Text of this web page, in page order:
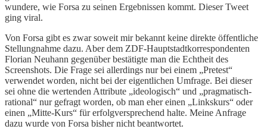
wundere, wie Forsa zu seinen Ergebnissen kommt. Dieser Tweet
ging viral.
Von Forsa gibt es zwar soweit mir bekannt keine direkte öffentliche
Stellungnahme dazu. Aber dem ZDF-Hauptstadtkorrespondenten
Florian Neuhann gegenüber bestätigte man die Echtheit des
Screenshots. Die Frage sei allerdings nur bei einem „Pretest“
verwendet worden, nicht bei der eigentlichen Umfrage. Bei dieser
sei ohne die wertenden Attribute „ideologisch“ und „pragmatisch-
rational“ nur gefragt worden, ob man eher einen „Linkskurs“ oder
einen „Mitte-Kurs“ für erfolgversprechend halte. Meine Anfrage
dazu wurde von Forsa bisher nicht beantwortet.